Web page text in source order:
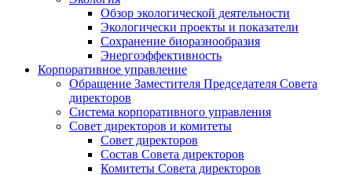
Обзор экологической деятельности
Экологически проекты и показатели
Сохранение биоразнообразия
Энергоэффективность
Корпоративное управление
Обращение Заместителя Председателя Совета
директоров
Система корпоративного управления
Совет директоров и комитеты
Совет директоров
Состав Совета директоров
Комитеты Совета директоров